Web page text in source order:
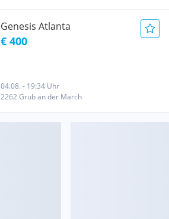
Genesis Atlanta
€ 400
04.08. - 19:34 Uhr
2262 Grub an der March